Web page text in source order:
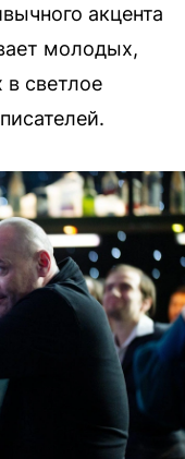
акцента
молодых,
светлое